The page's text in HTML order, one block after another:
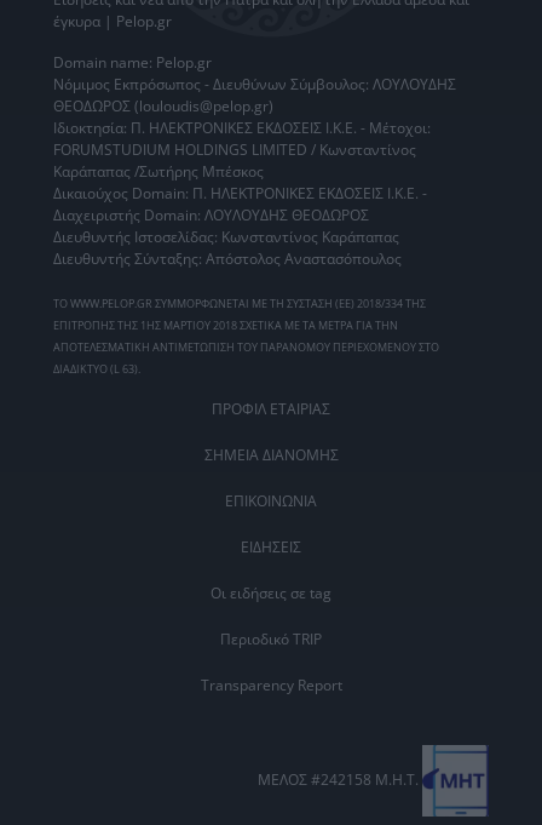
έγκυρα | Pelop.gr
Domain name: Pelop.gr
Νόμιμος Εκπρόσωπος - Διευθύνων Σύμβουλος: ΛΟΥΛΟΥΔΗΣ
ΘΕΟΔΩΡΟΣ (louloudis@pelop.gr)
Ιδιοκτησία: Π. ΗΛΕΚΤΡΟΝΙΚΕΣ ΕΚΔΟΣΕΙΣ Ι.Κ.Ε. - Μέτοχοι:
FORUMSTUDIUM HOLDINGS LIMITED / Κωνσταντίνος
Καράπαπας /Σωτήρης Μπέσκος
Δικαιούχος Domain: Π. ΗΛΕΚΤΡΟΝΙΚΕΣ ΕΚΔΟΣΕΙΣ Ι.Κ.Ε. -
Διαχειριστής Domain: ΛΟΥΛΟΥΔΗΣ ΘΕΟΔΩΡΟΣ
Διευθυντής Ιστοσελίδας: Κωνσταντίνος Καράπαπας
Διευθυντής Σύνταξης: Απόστολος Αναστασόπουλος
ΤΟ WWW.PELOP.GR ΣΥΜΜΟΡΦΩΝΕΤΑΙ ΜΕ ΤΗ ΣΥΣΤΑΣΗ (ΕΕ) 2018/334 ΤΗΣ
ΕΠΙΤΡΟΠΗΣ ΤΗΣ 1ΗΣ ΜΑΡΤΙΟΥ 2018 ΣΧΕΤΙΚΑ ΜΕ ΤΑ ΜΕΤΡΑ ΓΙΑ ΤΗΝ
ΑΠΟΤΕΛΕΣΜΑΤΙΚΗ ΑΝΤΙΜΕΤΩΠΙΣΗ ΤΟΥ ΠΑΡΑΝΟΜΟΥ ΠΕΡΙΕΧΟΜΕΝΟΥ ΣΤΟ
ΔΙΑΔΙΚΤΥΟ (L 63).
ΠΡΟΦΙΛ ΕΤΑΙΡΙΑΣ
ΣΗΜΕΙΑ ΔΙΑΝΟΜΗΣ
ΕΠΙΚΟΙΝΩΝΙΑ
ΕΙΔΗΣΕΙΣ
Οι ειδήσεις σε tag
Περιοδικό TRIP
Transparency Report
ΜΕΛΟΣ #242158 Μ.Η.Τ.